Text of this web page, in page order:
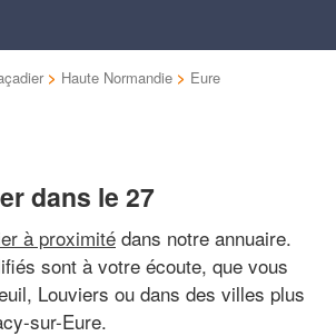
> Haute Normandie > Eure
dans le 27
à proximitédans notre annuaire.
sont à votre écoute, que vous
Louviers ou dans des villes plus
sur-Eure.